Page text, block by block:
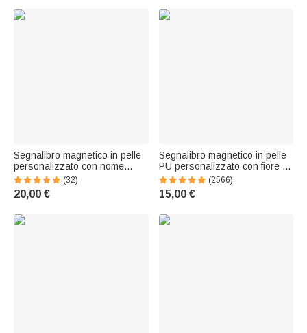
Segnalibro magnetico in pelle
personalizzato con nome
inciso e portapenne - Regalo
ideale per compleanno, scuola
o ufficio per amanti dei libri
(32)
20,00 €
Segnalibro magnetico in pelle
PU personalizzato con fiore di
nascita colorato e nome regalo
di compleanno per amanti dei
libri
(2566)
15,00 €